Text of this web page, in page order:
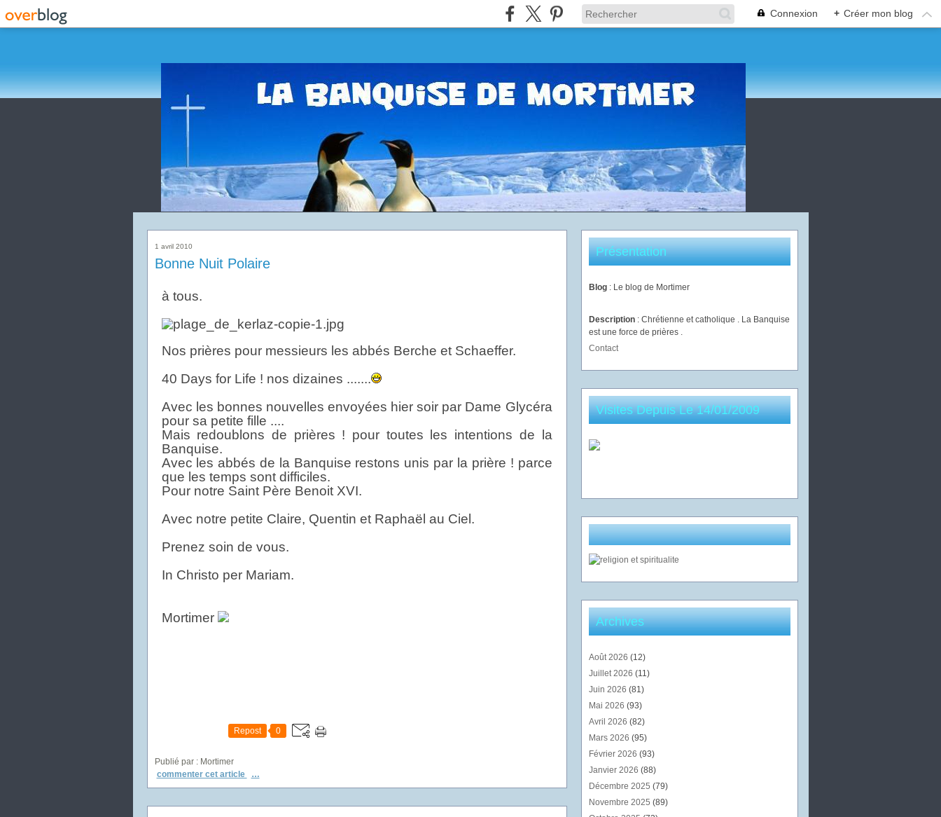
Connexion + Créer mon blog
1 avril 2010
Bonne Nuit Polaire
à tous.
Nos prières pour messieurs les abbés Berche et Schaeffer.
40 Days for Life ! nos dizaines .......
Avec les bonnes nouvelles envoyées hier soir par Dame Glycéra
pour sa petite fille ....
Mais redoublons de prières ! pour toutes les intentions de la
Banquise.
Avec les abbés de la Banquise restons unis par la prière ! parce
que les temps sont difficiles.
Pour notre Saint Père Benoit XVI.
Avec notre petite Claire, Quentin et Raphaël au Ciel.
Prenez soin de vous.
In Christo per Mariam.
Mortimer
Repost 0
Publié par : Mortimer
commenter cet article
…
Présentation
Blog : Le blog de Mortimer
Description : Chrétienne et catholique . La Banquise
est une force de prières .
Contact
Visites Depuis Le 14/01/2009
Archives
Août 2026 (12)
Juillet 2026 (11)
Juin 2026 (81)
Mai 2026 (93)
Avril 2026 (82)
Mars 2026 (95)
Février 2026 (93)
Janvier 2026 (88)
Décembre 2025 (79)
Novembre 2025 (89)